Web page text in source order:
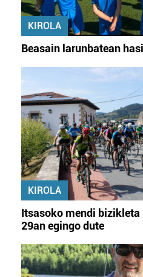
KIROLA
Beasain larunbatean
KIROLA
Itsasoko mendi
29an egingo dute